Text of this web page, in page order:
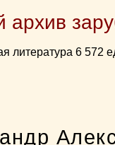
литература 6 572